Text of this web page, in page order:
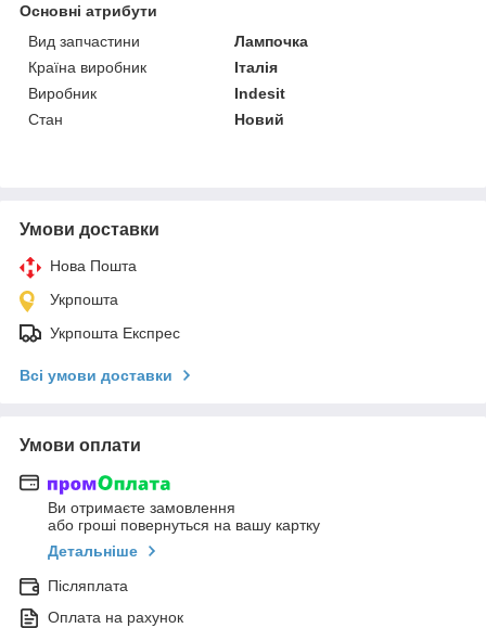
Основні атрибути
Вид запчастини
Лампочка
Країна виробник
Італія
Виробник
Indesit
Стан
Новий
Умови доставки
Нова Пошта
Укрпошта
Укрпошта Експрес
Всі умови доставки
Умови оплати
Ви отримаєте замовлення
або гроші повернуться на вашу картку
Детальніше
Післяплата
Оплата на рахунок